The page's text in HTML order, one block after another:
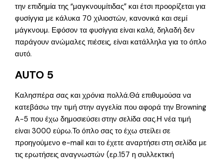
την επιδημία της “μαγκνουμίτιδας” και έτσι προορίζεται για
φυσίγγια με κάλυκα 70 χιλιοστών, κανονικά και σεμί
μάγκνουμ. Εφόσον τα φυσίγγια είναι καλά, δηλαδή δεν
παράγουν ανώμαλες πιέσεις, είναι κατάλληλα για το όπλο
αυτό.
AUTO 5
Καλησπέρα σας και χρόνια πολλά.Θά επιθυμούσα να
κατεβάσω την τιμή στην αγγελία που αφορά την Browning
A-5 που έχω δημοσιεύσει στην σελίδα σας.Η νέα τιμή
είναι 3000 εύρω.Το όπλο σας το έχω στείλει σε
προηγούμενο e-mail και το έχετε αναρτήσει στη σελίδα με
τις ερωτήσεις αναγνωστών (ερ.157 η συλλεκτική